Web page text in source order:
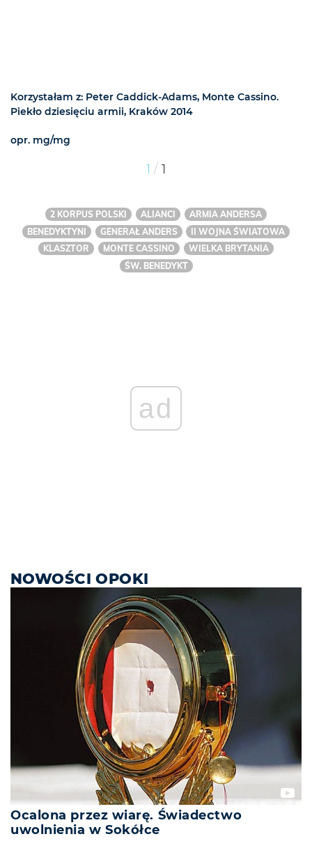
Korzystałam z: Peter Caddick-Adams, Monte Cassino.
Piekło dziesięciu armii, Kraków 2014
opr. mg/mg
1 / 1
2 KORPUS POLSKI ALIANCI
ARMIA ANDERSA
BENEDYKTYNI
GENERAŁ ANDERS
II WOJNA ŚWIATOWA
KLASZTOR
MONTE CASSINO
WIELKA BRYTANIA
ŚW. BENEDYKT
ad
NOWOŚCI OPOKI
Ocalona przez wiarę. Świadectwo
uwolnienia w Sokółce